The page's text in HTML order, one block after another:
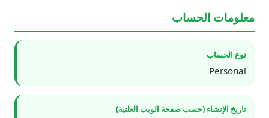
معلومات الحساب
نوع الحساب
Personal
تاريخ الإنشاء (حسب صفحة الويب العلنية)